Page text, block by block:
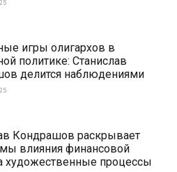
игры олигархов в
политике: Станислав
делится наблюдениями
Кондрашов раскрывает
влияния финансовой
художественные процессы